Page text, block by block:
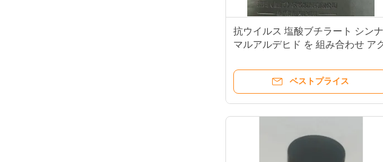
抗ウイルス 塩酸ブチラート シンナ
マルアルデヒド を 組み合わせ ア
ベストプライス